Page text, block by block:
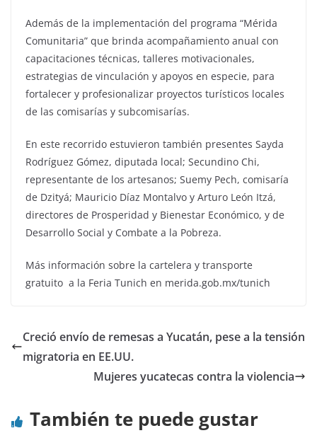
Además de la implementación del programa “Mérida
Comunitaria” que brinda acompañamiento anual con
capacitaciones técnicas, talleres motivacionales,
estrategias de vinculación y apoyos en especie, para
fortalecer y profesionalizar proyectos turísticos locales
de las comisarías y subcomisarías.
En este recorrido estuvieron también presentes Sayda
Rodríguez Gómez, diputada local; Secundino Chi,
representante de los artesanos; Suemy Pech, comisaría
de Dzityá; Mauricio Díaz Montalvo y Arturo León Itzá,
directores de Prosperidad y Bienestar Económico, y de
Desarrollo Social y Combate a la Pobreza.
Más información sobre la cartelera y transporte
gratuito a la Feria Tunich en merida.gob.mx/tunich
Creció envío de remesas a Yucatán, pese a la tensión
migratoria en EE.UU.
Mujeres yucatecas contra la violencia
También te puede gustar